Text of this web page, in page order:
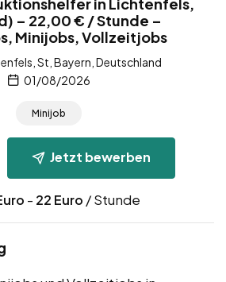
in Lichtenfels,
– 22,00 € / Stunde –
Minijobs, Vollzeitjobs
St, Bayern, Deutschland
01/08/2026
Minijob
Jetzt bewerben
- 22 Euro / Stunde